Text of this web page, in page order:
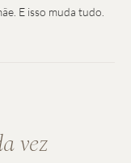
E isso muda tudo.
vez